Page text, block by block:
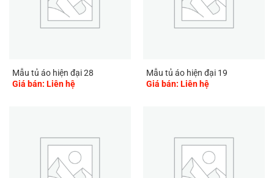
Mẫu tủ áo hiện đại 28
Giá bán: Liên hệ
Mẫu tủ áo hiện đại 19
Giá bán: Liên hệ